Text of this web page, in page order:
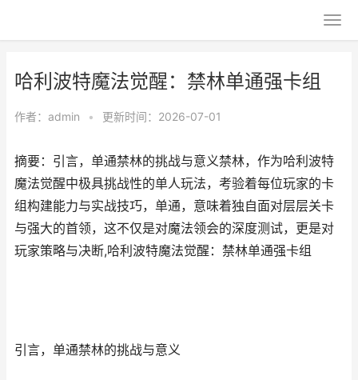
哈利波特魔法觉醒：禁林单通强卡组
作者： admin • 更新时间：2026-07-01
摘要：引言，单通禁林的挑战与意义禁林，作为哈利波特
魔法觉醒中极具挑战性的单人玩法，考验着每位玩家的卡
组构建能力与实战技巧，单通，意味着独自面对层层关卡
与强大的首领，这不仅是对魔法领会的深度测试，更是对
玩家策略与决断,哈利波特魔法觉醒：禁林单通强卡组
引言，单通禁林的挑战与意义